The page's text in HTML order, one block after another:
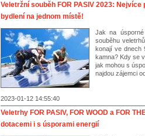
Veletržní souběh FOR PASIV 2023:
bydlení na jednom místě!
Jak na
souběhu
konají ve dnech
kamna? Kdy se
jak mohou s
najdou zájemci
2023-01-12 14:55:40
Veletrhy FOR PASIV, FOR WOOD a FOR
dotacemi i s úsporami energií